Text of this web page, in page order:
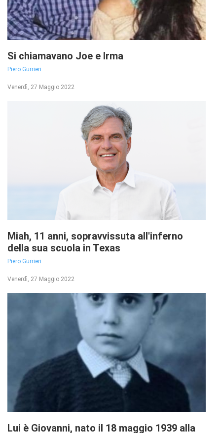
Si chiamavano Joe e Irma
Piero Gurrieri
Venerdì, 27 Maggio 2022
Miah, 11 anni, sopravvissuta all'inferno
della sua scuola in Texas
Piero Gurrieri
Venerdì, 27 Maggio 2022
Lui è Giovanni, nato il 18 maggio 1939 alla